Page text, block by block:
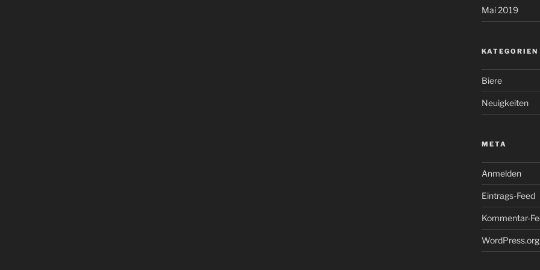
Mai 2019
KATEGORIEN
Biere
Neuigkeiten
META
Anmelden
Eintrags-Feed
Kommentar-
WordPress.org